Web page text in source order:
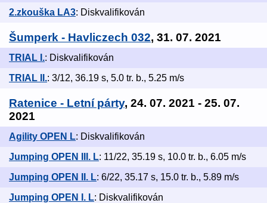
2.zkouška LA3: Diskvalifikován
Šumperk - Havliczech 032, 31. 07. 2021
TRIAL I.: Diskvalifikován
TRIAL II.: 3/12, 36.19 s, 5.0 tr. b., 5.25 m/s
Ratenice - Letní párty, 24. 07. 2021 - 25. 07.
2021
Agility OPEN L: Diskvalifikován
Jumping OPEN III. L: 11/22, 35.19 s, 10.0 tr. b., 6.05 m/s
Jumping OPEN II. L: 6/22, 35.17 s, 15.0 tr. b., 5.89 m/s
Jumping OPEN I. L: Diskvalifikován